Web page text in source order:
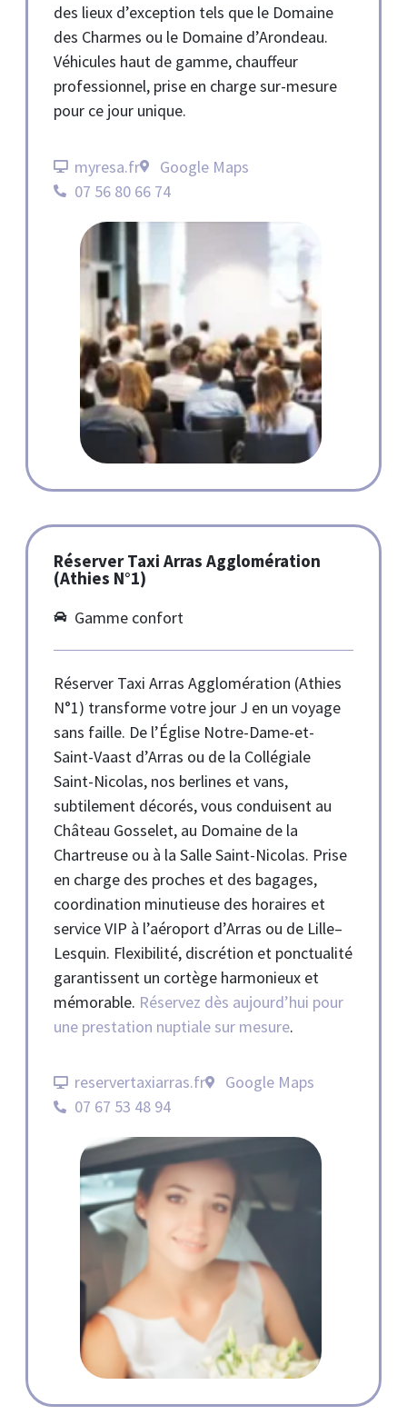
des lieux d’exception tels que le Domaine
des Charmes ou le Domaine d’Arondeau.
Véhicules haut de gamme, chauffeur
professionnel, prise en charge sur-mesure
pour ce jour unique.
myresa.fr
Google Maps
07 56 80 66 74
Réserver Taxi Arras Agglomération
(Athies N°1)
Gamme confort
Réserver Taxi Arras Agglomération (Athies
N°1) transforme votre jour J en un voyage
sans faille. De l’Église Notre-Dame-et-
Saint-Vaast d’Arras ou de la Collégiale
Saint-Nicolas, nos berlines et vans,
subtilement décorés, vous conduisent au
Château Gosselet, au Domaine de la
Chartreuse ou à la Salle Saint-Nicolas. Prise
en charge des proches et des bagages,
coordination minutieuse des horaires et
service VIP à l’aéroport d’Arras ou de Lille–
Lesquin. Flexibilité, discrétion et ponctualité
garantissent un cortège harmonieux et
mémorable. Réservez dès aujourd’hui pour
une prestation nuptiale sur mesure.
reservertaxiarras.fr
Google Maps
07 67 53 48 94